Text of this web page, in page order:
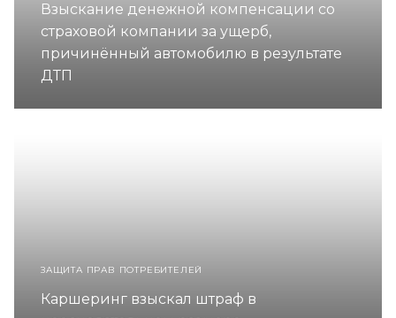
Взыскание денежной компенсации со
страховой компании за ущерб,
причинённый автомобилю в результате
ДТП
ЗАЩИТА ПРАВ ПОТРЕБИТЕЛЕЙ
Каршеринг взыскал штраф в